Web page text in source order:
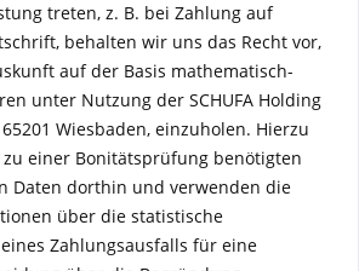
treten, z. B. bei Zahlung auf
behalten wir uns das Recht vor,
auf der Basis mathematisch-
unter Nutzung der SCHUFA Holding
Wiesbaden, einzuholen. Hierzu
einer Bonitätsprüfung benötigten
Daten dorthin und verwenden die
über die statistische
Zahlungsausfalls für eine